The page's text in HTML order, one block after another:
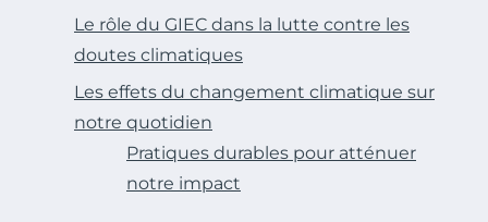
Le rôle du GIEC dans la lutte contre les
doutes climatiques
Les effets du changement climatique sur
notre quotidien
Pratiques durables pour atténuer
notre impact